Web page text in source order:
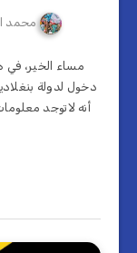
محمد
مساء الخير، في
دخول لدولة
أنه لاتوجد